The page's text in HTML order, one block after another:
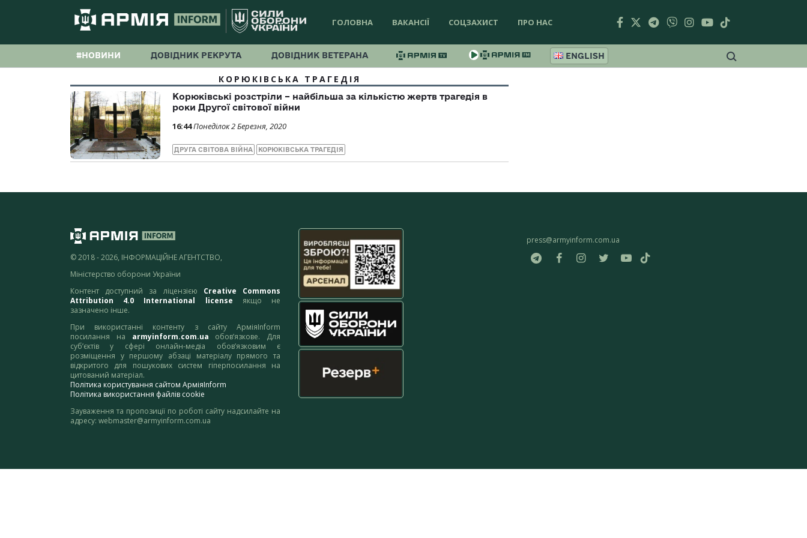
ГОЛОВНА ВАКАНСІЇ СОЦЗАХИСТ ПРО НАС
#НОВИНИ ДОВІДНИК РЕКРУТА ДОВІДНИК ВЕТЕРАНА ENGLISH
КОРЮКІВСЬКА ТРАГЕДІЯ
Корюківські розстріли – найбільша за кількістю жертв трагедія в
роки Другої світової війни
16:44Понеділок 2 Березня, 2020
ДРУГА СВІТОВА ВІЙНА КОРЮКІВСЬКА ТРАГЕДІЯ
© 2018 - 2026, ІНФОРМАЦІЙНЕ АГЕНТСТВО,
Міністерство оборони України
Контент доступний за ліцензією Creative Commons
Attribution 4.0 International license якщо не
зазначено інше.
При використанні контенту з сайту АрміяInform
посилання на armyinform.com.ua обов’язкове. Для
суб’єктів у сфері онлайн-медіа обов’язковим є
розміщення у першому абзаці матеріалу прямого та
відкритого для пошукових систем гіперпосилання на
цитований матеріал.
Політика користування сайтом АрміяInform
Політика використання файлів cookie
Зауваження та пропозиції по роботі сайту надсилайте на
адресу: webmaster@armyinform.com.ua
press@armyinform.com.ua